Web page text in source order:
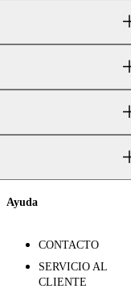
Ayuda
CONTACTO
SERVICIO AL
CLIENTE